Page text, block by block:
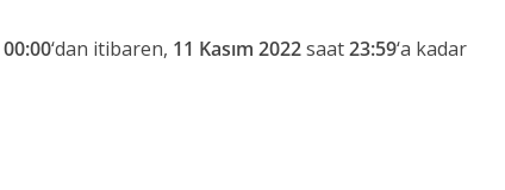
00:00‘dan itibaren, 11 Kasım 2022saat23:59‘a kadar